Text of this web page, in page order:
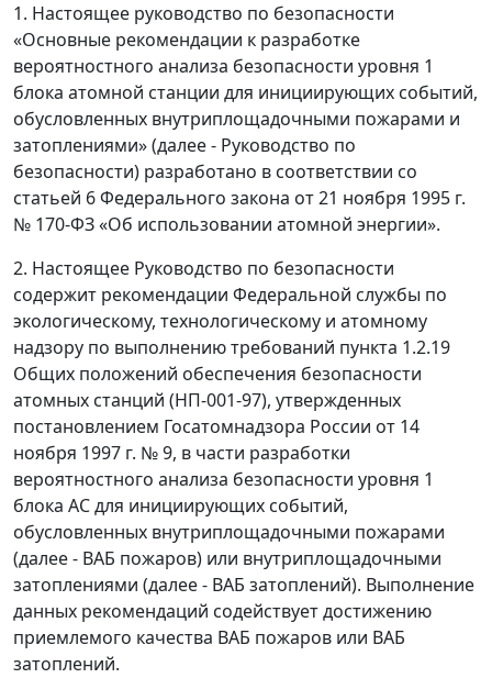
1. Настоящее руководство по безопасности
«Основные рекомендации к разработке
вероятностного анализа безопасности уровня 1
блока атомной станции для инициирующих событий,
обусловленных внутриплощадочными пожарами и
затоплениями» (далее - Руководство по
безопасности) разработано в соответствии со
статьей 6 Федерального закона от 21 ноября 1995 г.
№ 170-ФЗ «Об использовании атомной энергии».
2. Настоящее Руководство по безопасности
содержит рекомендации Федеральной службы по
экологическому, технологическому и атомному
надзору по выполнению требований пункта 1.2.19
Общих положений обеспечения безопасности
атомных станций (НП-001-97), утвержденных
постановлением Госатомнадзора России от 14
ноября 1997 г. № 9, в части разработки
вероятностного анализа безопасности уровня 1
блока АС для инициирующих событий,
обусловленных внутриплощадочными пожарами
(далее - ВАБ пожаров) или внутриплощадочными
затоплениями (далее - ВАБ затоплений). Выполнение
данных рекомендаций содействует достижению
приемлемого качества ВАБ пожаров или ВАБ
затоплений.